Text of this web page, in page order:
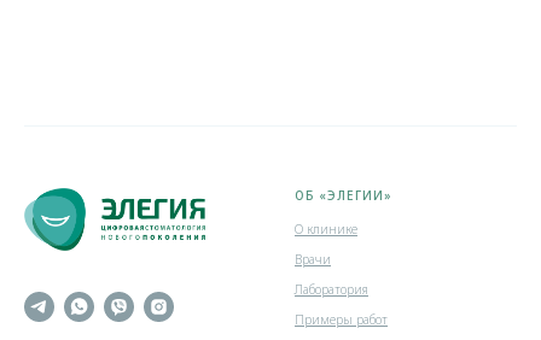
ОБ «ЭЛЕГИИ»
О клинике
Врачи
Лаборатория
Примеры работ